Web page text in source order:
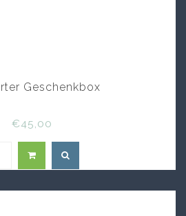
Geschenkbox
€45,00